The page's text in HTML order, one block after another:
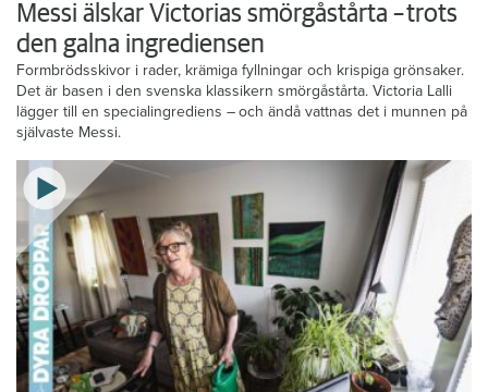
Messi älskar Victorias smörgåstårta – trots
den galna ingrediensen
Formbrödsskivor i rader, krämiga fyllningar och krispiga grönsaker.
Det är basen i den svenska klassikern smörgåstårta. Victoria Lalli
lägger till en specialingrediens – och ändå vattnas det i munnen på
självaste Messi.